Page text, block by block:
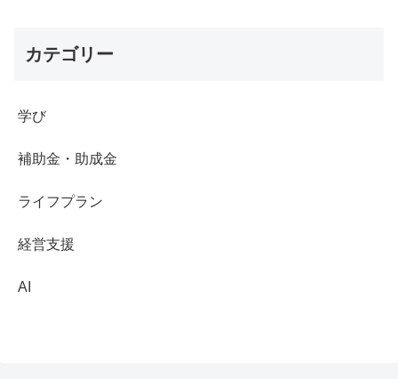
カテゴリー
学び
補助金・助成金
ライフプラン
経営支援
AI